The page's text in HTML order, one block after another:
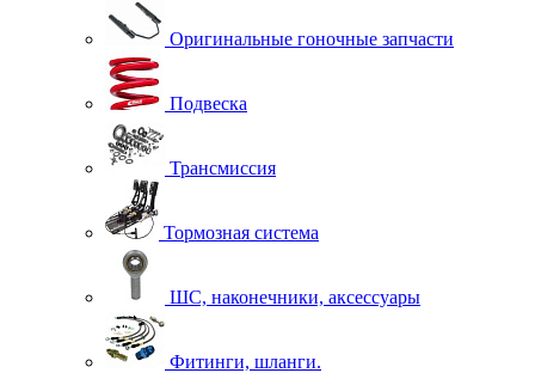
Оригинальные гоночные запчасти
Подвеска
Трансмиссия
Тормозная система
ШС, наконечники, аксессуары
Фитинги, шланги.